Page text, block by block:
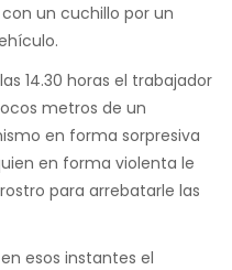
un cuchillo por un
14.30 horas el trabajador
metros de un
en forma sorpresiva
en forma violenta le
para arrebatarle las
esos instantes el